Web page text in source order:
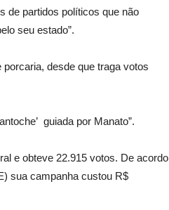
de partidos políticos que não
seu estado”.
desde que traga votos
guiada por Manato”.
e obteve 22.915 votos. De acordo
sua campanha custou R$